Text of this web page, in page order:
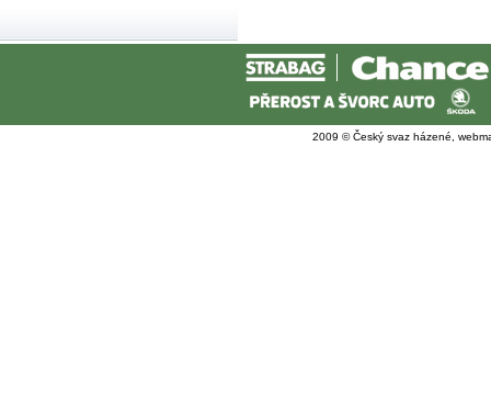
2009 © Český svaz házené,